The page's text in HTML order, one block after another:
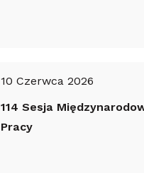
10 Czerwca 2026
114 Sesja
Pracy